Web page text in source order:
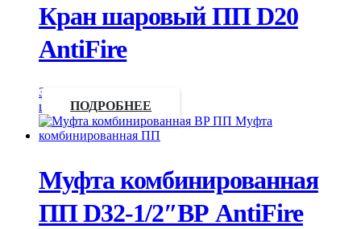
Кран шаровый ПП D20
AntiFire
Запросить
цену
ПОДРОБНЕЕ
Муфта комбинированная
ПП D32-1/2″ВР AntiFire